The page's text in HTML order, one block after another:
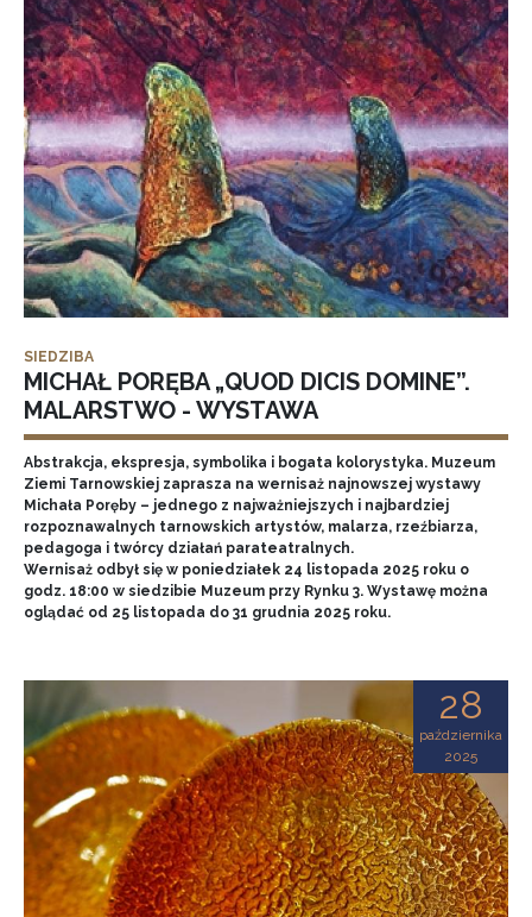
SIEDZIBA
MICHAŁ PORĘBA „QUOD DICIS DOMINE”.
MALARSTWO - WYSTAWA
Abstrakcja, ekspresja, symbolika i bogata kolorystyka. Muzeum
Ziemi Tarnowskiej zaprasza na wernisaż najnowszej wystawy
Michała Poręby – jednego z najważniejszych i najbardziej
rozpoznawalnych tarnowskich artystów, malarza, rzeźbiarza,
pedagoga i twórcy działań parateatralnych.
Wernisaż odbył się w poniedziałek 24 listopada 2025 roku o
godz. 18:00 w siedzibie Muzeum przy Rynku 3. Wystawę można
oglądać od 25 listopada do 31 grudnia 2025 roku.
28
października
2025